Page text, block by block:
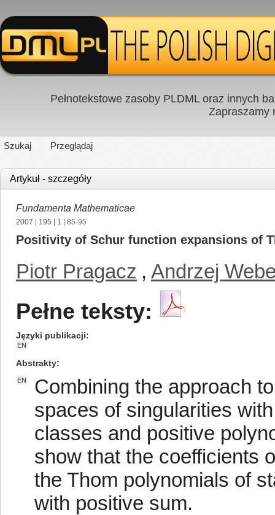
Pełnotekstowe zasoby PLDML oraz innych
Zapraszamy
Szukaj Przeglądaj
Artykuł - szczegóły
Fundamenta Mathematicae
2007 195 1 | 85-95
Positivity of Schur function expansions of
Piotr Pragacz , Andrzej
Pełne teksty:
Języki publikacji
EN
Abstrakty
EN
Combining the approach
spaces of singularities
classes and positive
show that the coefficients
the Thom polynomials of
with positive sum.